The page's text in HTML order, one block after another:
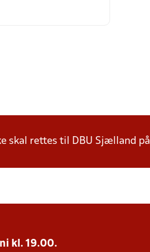
skal rettes til DBU Sjælland på
kl. 19.00.